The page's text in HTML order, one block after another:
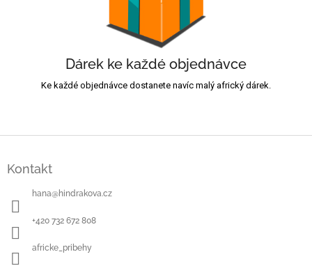
Dárek ke každé objednávce
Ke každé objednávce dostanete navíc malý africký dárek.
Kontakt
hana@hindrakova.cz
+420 732 672 808
africke_pribehy